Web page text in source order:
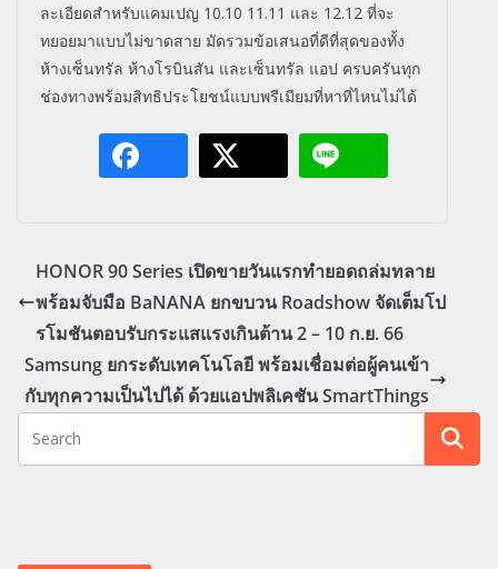
ละเอียดสำหรับแคมเปญ 10.10 11.11 และ 12.12 ที่จะ
ทยอยมาแบบไม่ขาดสาย มัดรวมข้อเสนอที่ดีที่สุดของทั้ง
ห้างเซ็นทรัล ห้างโรบินสัน และเซ็นทรัล แอป ครบครันทุก
ช่องทางพร้อมสิทธิประโยชน์แบบพรีเมียมที่หาที่ไหนไม่ได้
HONOR 90 Series เปิดขายวันแรกทำยอดถล่มทลาย
พร้อมจับมือ BaNANA ยกขบวน Roadshow จัดเต็มโป
รโมชันตอบรับกระแสแรงเกินต้าน 2 – 10 ก.ย. 66
Samsung ยกระดับเทคโนโลยี พร้อมเชื่อมต่อผู้คนเข้า
กับทุกความเป็นไปได้ ด้วยแอปพลิเคชัน SmartThings